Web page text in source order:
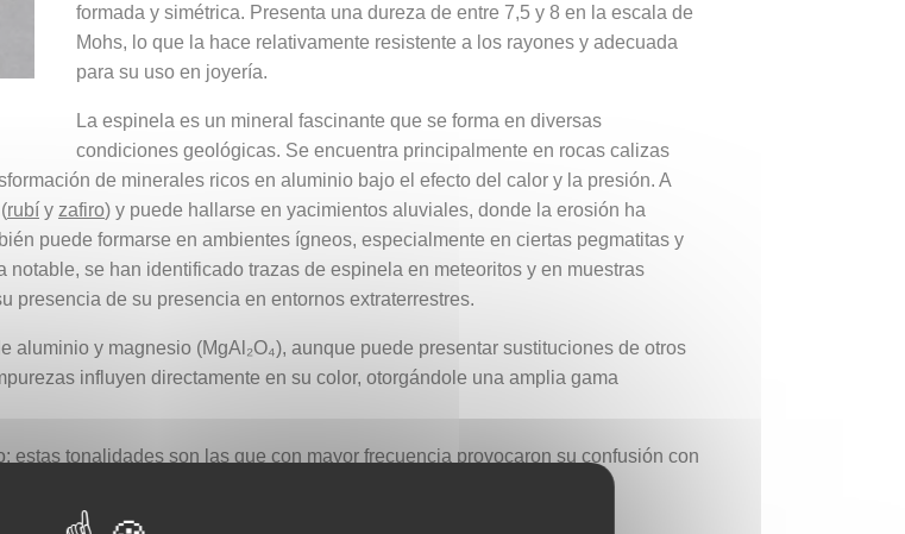
formada y simétrica. Presenta una dureza de entre 7,5 y 8 en la escala de
Mohs, lo que la hace relativamente resistente a los rayones y adecuada
para su uso en joyería.
La espinela es un mineral fascinante que se forma en diversas
condiciones geológicas. Se encuentra principalmente en rocas calizas
de minerales ricos en aluminio bajo el efecto del calor y la presión. A
rubí y zafiro) y puede hallarse en yacimientos aluviales, donde la erosión ha
puede formarse en ambientes ígneos, especialmente en ciertas pegmatitas y
se han identificado trazas de espinela en meteoritos y en muestras
presencia de su presencia en entornos extraterrestres.
y magnesio (MgAl₂O₄), aunque puede presentar sustituciones de otros
influyen directamente en su color, otorgándole una amplia gama
estas tonalidades son las que con mayor frecuencia provocaron su confusión con
hierro y, en algunos casos, de cobalto.